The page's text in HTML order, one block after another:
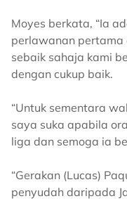
Moyes berkata, “Ia
perlawanan pertama
sebaik sahaja kami
dengan cukup baik.
“Untuk sementara
saya suka apabila
liga dan semoga ia
“Gerakan (Lucas)
penyudah daripada